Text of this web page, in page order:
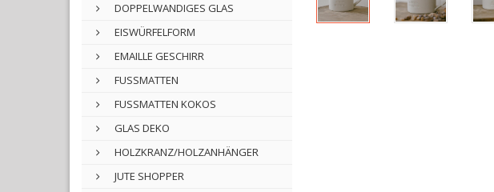
DOPPELWANDIGES GLAS
EISWÜRFELFORM
EMAILLE GESCHIRR
FUSSMATTEN
FUSSMATTEN KOKOS
GLAS DEKO
HOLZKRANZ/HOLZANHÄNGER
JUTE SHOPPER